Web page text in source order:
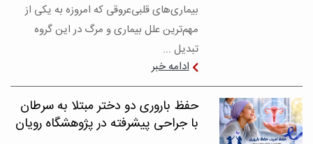
بیماری‌های قلبی‌عروقی که امروزه به یکی از
مهم‌ترین علل بیماری و مرگ در این گروه
تبدیل ...
ادامه خبر
حفظ باروری دو دختر مبتلا به سرطان
با جراحی پیشرفته در پژوهشگاه رویان